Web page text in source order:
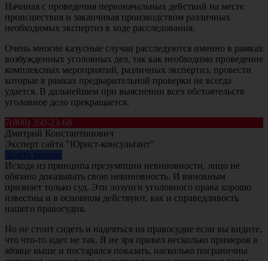
Начиная с проведения первоначальных действий на месте
происшествия и заканчивая производством различных
необходимых экспертиз в ходе расследования.
Очень многие казусные случаи расследуются именно в рамках
возбужденных уголовных дел, так как необходимо проведение
комплексных мероприятий, различных экспертиз, провести
которые в рамках предварительной проверки не всегда
удается. В дальнейшем при выяснении всех обстоятельств
уголовное дело прекращается.
7(800) 350-23-68
Дмитрий Константинович
Эксперт сайта "Юрист-консультант"
Исходя из принципа презумпции невиновности, лицо не
обязано доказывать свою невиновность. И виновным
признает только суд. Эти лозунги уголовного права хорошо
известны и в основном действуют, как и справедливость
нашего правосудия.
Но не стоит сидеть и надеяться на правосудие если вы видите,
что что-то идет не так. Я не зря привел несколько примеров в
абзаце выше и постарался показать, насколько пограничны